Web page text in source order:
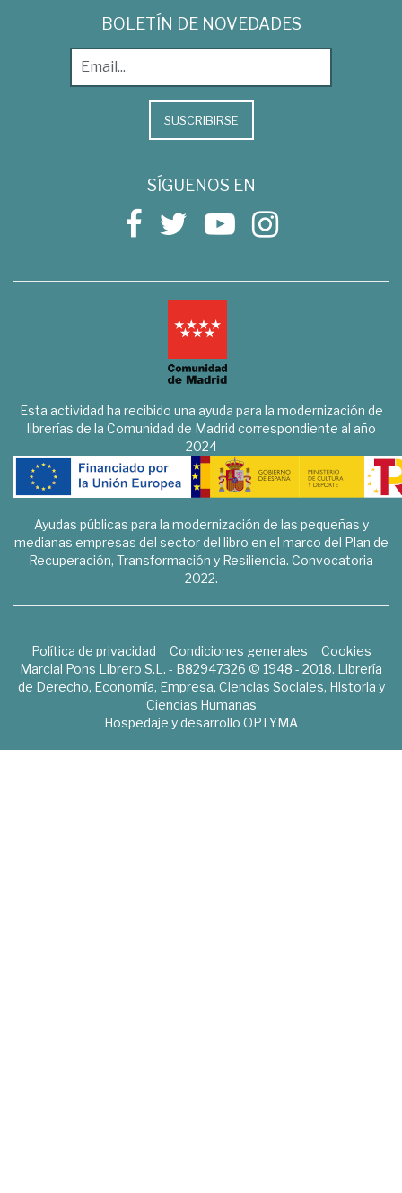
BOLETÍN DE NOVEDADES
SUSCRIBIRSE
SÍGUENOS EN
Esta actividad ha recibido una ayuda para la modernización de
librerías de la Comunidad de Madrid correspondiente al año
2024
Ayudas públicas para la modernización de las pequeñas y
medianas empresas del sector del libro en el marco del Plan de
Recuperación, Transformación y Resiliencia. Convocatoria
2022.
Política de privacidad Condiciones generales
Cookies
Marcial Pons Librero S.L. - B82947326 © 1948 - 2018. Librería
de Derecho, Economía, Empresa, Ciencias Sociales, Historia y
Ciencias Humanas
Hospedaje y desarrollo OPTYMA